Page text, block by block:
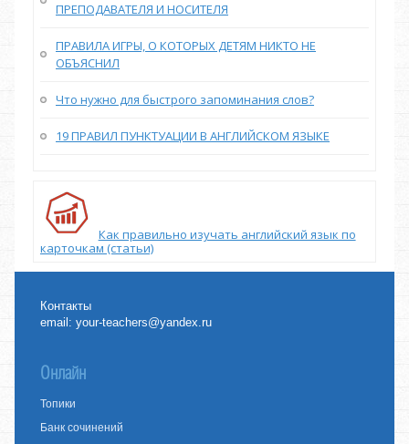
ПРЕПОДАВАТЕЛЯ И НОСИТЕЛЯ
ПРАВИЛА ИГРЫ, О КОТОРЫХ ДЕТЯМ НИКТО НЕ
ОБЪЯСНИЛ
Что нужно для быстрого запоминания слов?
19 ПРАВИЛ ПУНКТУАЦИИ В АНГЛИЙСКОМ ЯЗЫКЕ
Как правильно изучать английский язык по
карточкам (статьи)
Контакты
email:your-teachers@yandex.ru
Онлайн
Топики
Банк сочинений